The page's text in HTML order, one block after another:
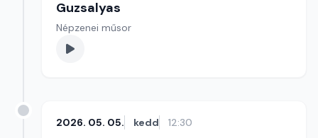
Guzsalyas
Népzenei műsor
2026. 05. 05. kedd 12:30